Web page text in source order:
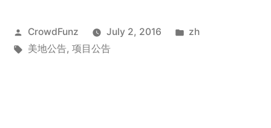
Posted
by
CrowdFunz July 2, 2016
Posted
zh
Tags:
美地公告, 项目公告